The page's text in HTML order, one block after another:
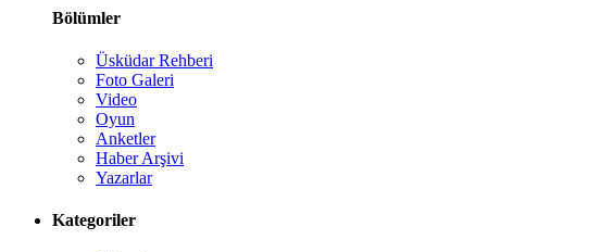
Bölümler
Üsküdar Rehberi
Foto Galeri
Video
Oyun
Anketler
Haber Arşivi
Yazarlar
Kategoriler